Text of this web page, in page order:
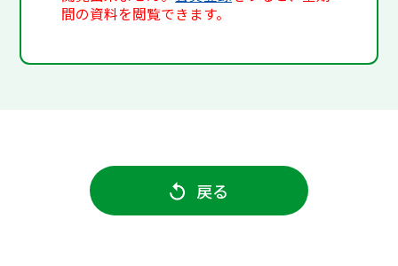
間の資料を閲覧できます。
戻る